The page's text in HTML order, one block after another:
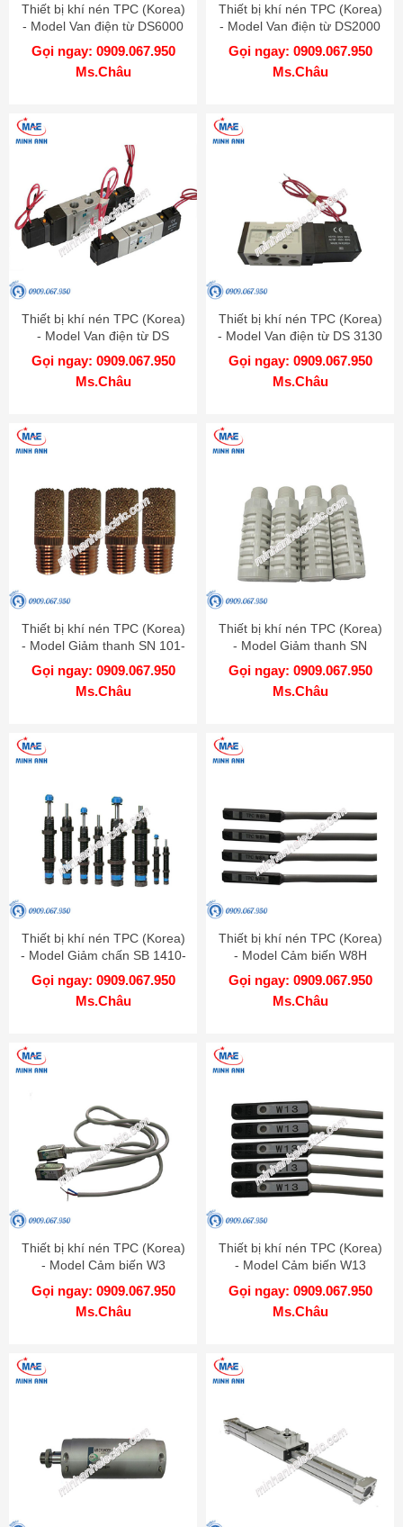
Thiết bị khí nén TPC (Korea)
- Model Van điện từ DS6000
Gọi ngay: 0909.067.950
Ms.Châu
Thiết bị khí nén TPC (Korea)
- Model Van điện từ DS2000
Gọi ngay: 0909.067.950
Ms.Châu
Thiết bị khí nén TPC (Korea)
- Model Van điện từ DS
Gọi ngay: 0909.067.950
Ms.Châu
Thiết bị khí nén TPC (Korea)
- Model Van điện từ DS 3130
Gọi ngay: 0909.067.950
Ms.Châu
Thiết bị khí nén TPC (Korea)
- Model Giảm thanh SN 101-
01
Gọi ngay: 0909.067.950
Ms.Châu
Thiết bị khí nén TPC (Korea)
- Model Giảm thanh SN
Gọi ngay: 0909.067.950
Ms.Châu
Thiết bị khí nén TPC (Korea)
- Model Giảm chấn SB 1410-
B
Gọi ngay: 0909.067.950
Ms.Châu
Thiết bị khí nén TPC (Korea)
- Model Cảm biến W8H
Gọi ngay: 0909.067.950
Ms.Châu
Thiết bị khí nén TPC (Korea)
- Model Cảm biến W3
Gọi ngay: 0909.067.950
Ms.Châu
Thiết bị khí nén TPC (Korea)
- Model Cảm biến W13
Gọi ngay: 0909.067.950
Ms.Châu